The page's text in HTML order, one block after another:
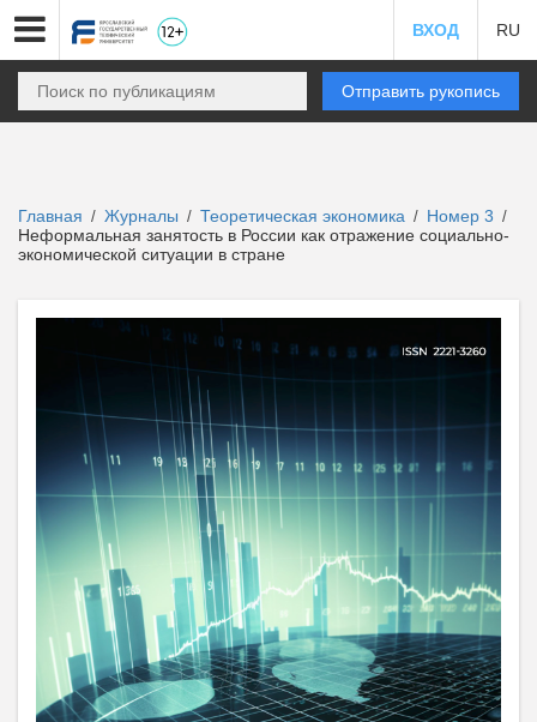
ВХОД RU
Отправить рукопись
Главная / Журналы / Теоретическая экономика / Номер 3 /
Неформальная занятость в России как отражение социально-
экономической ситуации в стране